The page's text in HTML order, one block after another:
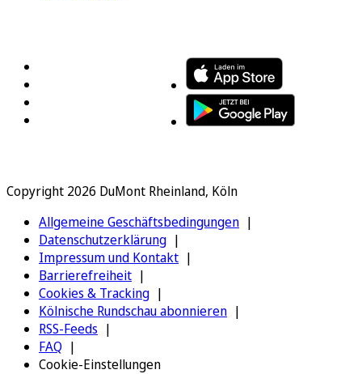
Copyright 2026 DuMont Rheinland, Köln
Allgemeine Geschäftsbedingungen
Datenschutzerklärung
Impressum und Kontakt
Barrierefreiheit
Cookies & Tracking
Kölnische Rundschau abonnieren
RSS-Feeds
FAQ
Cookie-Einstellungen